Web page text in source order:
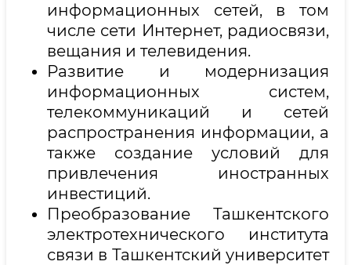
информационных сетей, в том
числе сети Интернет, радиосвязи,
вещания и телевидения.
Развитие и модернизация
информационных систем,
телекоммуникаций и сетей
распространения информации, а
также создание условий для
привлечения иностранных
инвестиций.
Преобразование Ташкентского
электротехнического института
связи в Ташкентский университет